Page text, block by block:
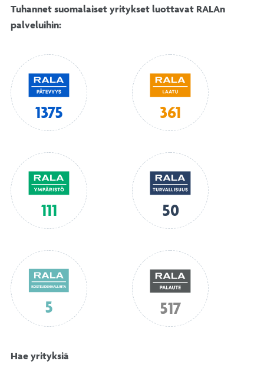
Tuhannet suomalaiset yritykset luottavat RALAn
palveluihin:
1375 361
111 50
5 517
Hae yrityksiä